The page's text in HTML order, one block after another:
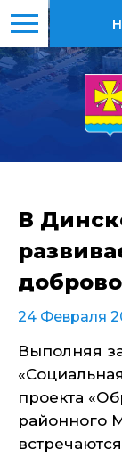
В
24 Февраля
Выполняя
проекта
районного